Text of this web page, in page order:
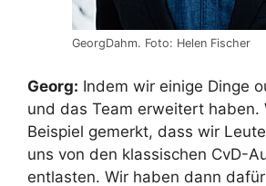
GeorgDahm. Foto: Helen Fischer
Georg: Indem wir einige Dinge
und das Team erweitert haben.
Beispiel gemerkt, dass wir
uns von den klassischen CvD-
entlasten. Wir haben dann